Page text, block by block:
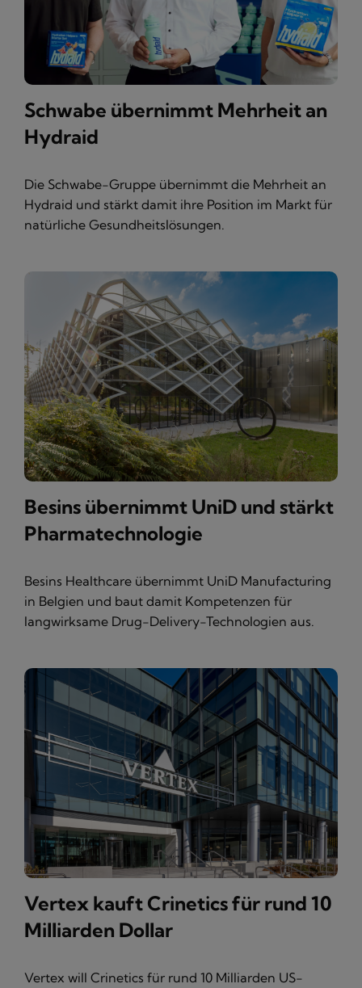
Schwabe übernimmt Mehrheit an
Hydraid
Die Schwabe-Gruppe übernimmt die Mehrheit an
Hydraid und stärkt damit ihre Position im Markt für
natürliche Gesundheitslösungen.
Besins übernimmt UniD und stärkt
Pharmatechnologie
Besins Healthcare übernimmt UniD Manufacturing
in Belgien und baut damit Kompetenzen für
langwirksame Drug-Delivery-Technologien aus.
Vertex kauft Crinetics für rund 10
Milliarden Dollar
Vertex will Crinetics für rund 10 Milliarden US-